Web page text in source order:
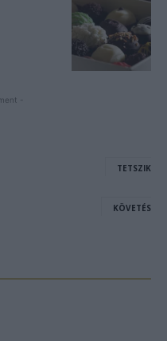
-
TETSZIK
KÖVETÉS